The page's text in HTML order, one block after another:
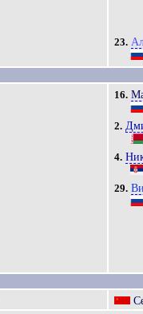
23.
16.
2.
4.
29.